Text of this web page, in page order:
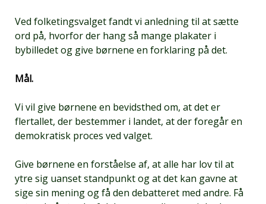
Ved folketingsvalget fandt vi anledning til at sætte
ord på, hvorfor der hang så mange plakater i
bybilledet og give børnene en forklaring på det.
Mål.
Vi vil give børnene en bevidsthed om, at det er
flertallet, der bestemmer i landet, at der foregår en
demokratisk proces ved valget.
Give børnene en forståelse af, at alle har lov til at
ytre sig uanset standpunkt og at det kan gavne at
sige sin mening og få den debatteret med andre. Få